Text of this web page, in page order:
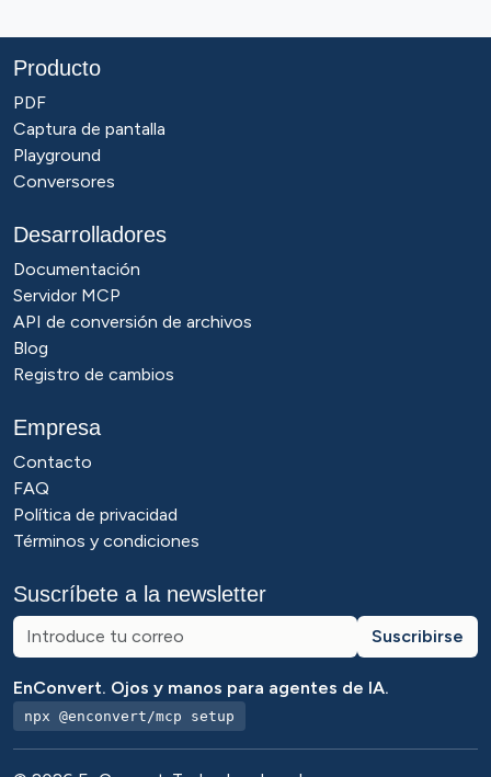
Producto
PDF
Captura de pantalla
Playground
Conversores
Desarrolladores
Documentación
Servidor MCP
API de conversión de archivos
Blog
Registro de cambios
Empresa
Contacto
FAQ
Política de privacidad
Términos y condiciones
Suscríbete a la newsletter
Suscribirse
EnConvert. Ojos y manos para agentes de IA.
npx @enconvert/mcp setup